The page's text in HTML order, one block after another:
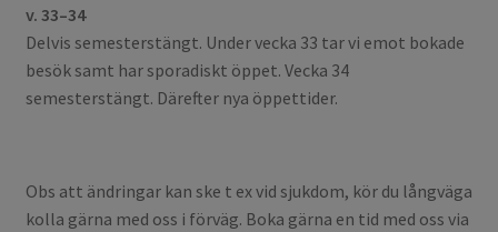
v. 33–34
Delvis semesterstängt. Under vecka 33 tar vi emot bokade
besök samt har sporadiskt öppet. Vecka 34
semesterstängt. Därefter nya öppettider.
Obs att ändringar kan ske t ex vid sjukdom, kör du långväga
kolla gärna med oss i förväg. Boka gärna en tid med oss via